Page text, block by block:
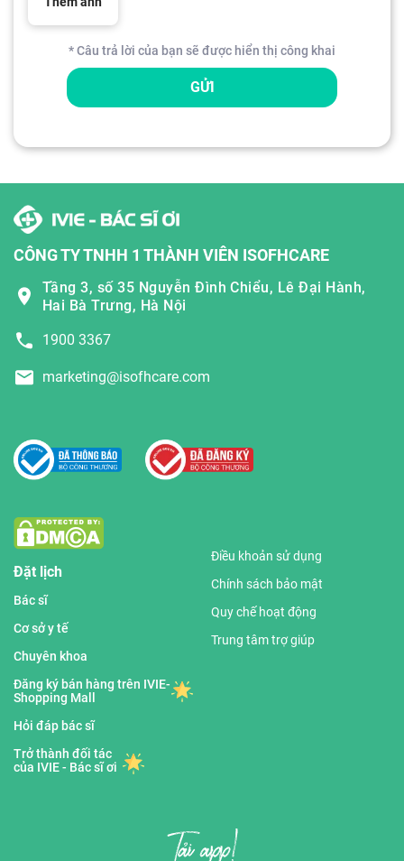
* Câu trả lời của bạn sẽ được hiển thị công khai
GỬI
CÔNG TY TNHH 1 THÀNH VIÊN ISOFHCARE
Tầng 3, số 35 Nguyễn Đình Chiểu, Lê Đại Hành,
Hai Bà Trưng, Hà Nội
1900 3367
marketing@isofhcare.com
Đặt lịch
Bác sĩ
Cơ sở y tế
Chuyên khoa
Đăng ký bán hàng trên IVIE-
Shopping Mall
Hỏi đáp bác sĩ
Trở thành đối tác
của IVIE - Bác sĩ ơi
Điều khoản sử dụng
Chính sách bảo mật
Quy chế hoạt động
Trung tâm trợ giúp